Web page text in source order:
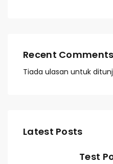
Recent Comments
Tiada ulasan untuk
Latest Posts
Test